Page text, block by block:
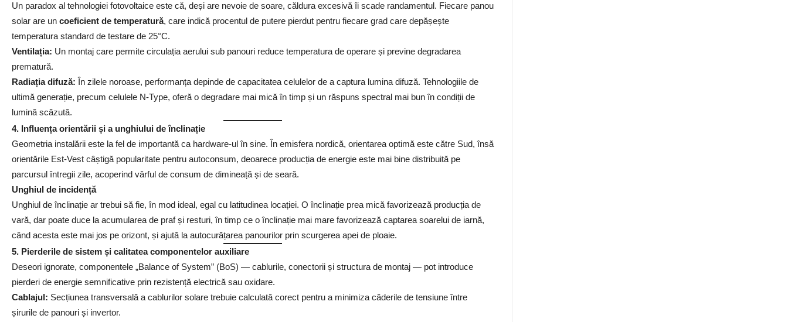
Un paradox al tehnologiei fotovoltaice este că, deși are nevoie de soare, căldura excesivă îi scade randamentul. Fiecare panou
solar are un coeficient de temperatură, care indică procentul de putere pierdut pentru fiecare grad care depășește
temperatura standard de testare de 25°C.
Ventilația: Un montaj care permite circulația aerului sub panouri reduce temperatura de operare și previne degradarea
prematură.
Radiația difuză: În zilele noroase, performanța depinde de capacitatea celulelor de a captura lumina difuză. Tehnologiile de
ultimă generație, precum celulele N-Type, oferă o degradare mai mică în timp și un răspuns spectral mai bun în condiții de
lumină scăzută.
4. Influența orientării și a unghiului de înclinație
Geometria instalării este la fel de importantă ca hardware-ul în sine. În emisfera nordică, orientarea optimă este către Sud, însă
orientările Est-Vest câștigă popularitate pentru autoconsum, deoarece producția de energie este mai bine distribuită pe
parcursul întregii zile, acoperind vârful de consum de dimineață și de seară.
Unghiul de incidență
Unghiul de înclinație ar trebui să fie, în mod ideal, egal cu latitudinea locației. O înclinație prea mică favorizează producția de
vară, dar poate duce la acumularea de praf și resturi, în timp ce o înclinație mai mare favorizează captarea soarelui de iarnă,
când acesta este mai jos pe orizont, și ajută la autocurățarea panourilor prin scurgerea apei de ploaie.
5. Pierderile de sistem și calitatea componentelor auxiliare
Deseori ignorate, componentele „Balance of System” (BoS) — cablurile, conectorii și structura de montaj — pot introduce
pierderi de energie semnificative prin rezistență electrică sau oxidare.
Cablajul: Secțiunea transversală a cablurilor solare trebuie calculată corect pentru a minimiza căderile de tensiune între
șirurile de panouri și invertor.